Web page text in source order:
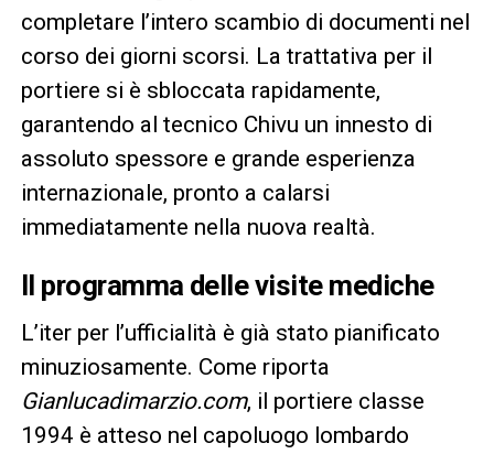
completare l’intero scambio di documenti nel
corso dei giorni scorsi. La trattativa per il
portiere si è sbloccata rapidamente,
garantendo al tecnico Chivu un innesto di
assoluto spessore e grande esperienza
internazionale, pronto a calarsi
immediatamente nella nuova realtà.
Il programma delle visite mediche
L’iter per l’ufficialità è già stato pianificato
minuziosamente. Come riporta
Gianlucadimarzio.com, il portiere classe
1994 è atteso nel capoluogo lombardo